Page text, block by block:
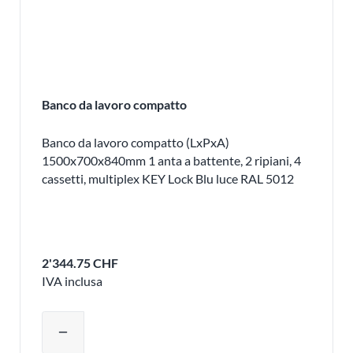
Banco da lavoro compatto
Banco da lavoro compatto (LxPxA)
1500x700x840mm 1 anta a battente, 2 ripiani, 4
cassetti, multiplex KEY Lock Blu luce RAL 5012
2'344.75 CHF
IVA inclusa
remove